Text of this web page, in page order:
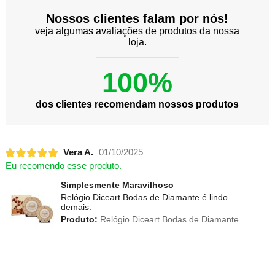
Nossos clientes falam por nós!
veja algumas avaliações de produtos da nossa
loja.
100%
dos clientes recomendam nossos produtos
Vera A. 01/10/2025
Eu recomendo esse produto.
Simplesmente Maravilhoso
Relógio Diceart Bodas de Diamante é lindo
demais.
Produto: Relógio Diceart Bodas de Diamante